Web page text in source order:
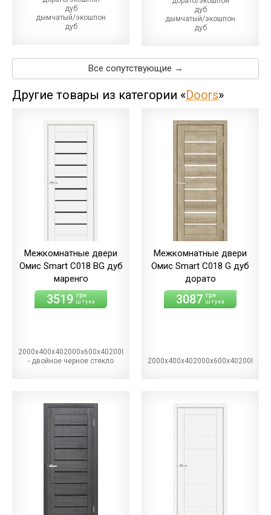
дуб
дымчатый/экошпон
дуб
мерсо/ПВХ
дуб
шале/ПВХ
дуб
дымчатый/экошпон
дуб
мерсо/ПВХ
(+110.00 грн)
дуб
шале/ПВХ
(+110.00 грн)
Все сопутствующие →
Другие товары из категории «Doors»
Межкомнатные двери
Омис Smart С018 BG дуб
маренго
3519 грн
штука
2000х400х402000х600х402000х700х402000х800х402000х900х40BG
- двойное черное стекло
Межкомнатные двери
Омис Smart С018 G дуб
дорато
3087 грн
штука